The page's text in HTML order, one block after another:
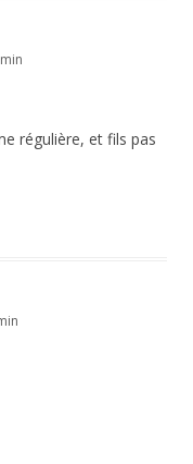
régulière, et fils pas